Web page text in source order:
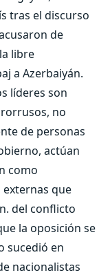
tras el discurso
de
libre
a Azerbaiyán.
líderes son
no
de personas
actúan
como
que
del conflicto
la oposición se
sucedió en
nacionalistas